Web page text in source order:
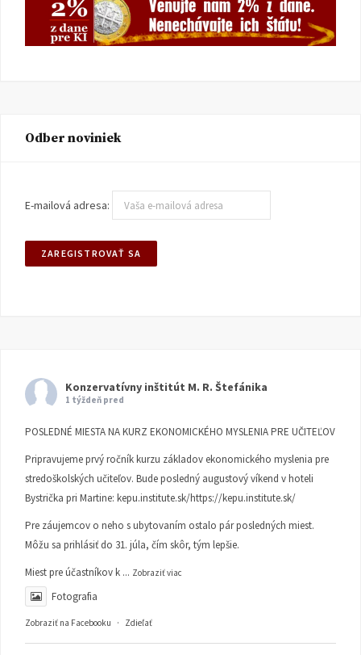
Odber noviniek
E-mailová adresa:
Konzervatívny inštitút M. R. Štefánika
1 týždeň pred
POSLEDNÉ MIESTA NA KURZ EKONOMICKÉHO MYSLENIA PRE UČITEĽOV
Pripravujeme prvý ročník kurzu základov ekonomického myslenia pre
stredoškolských učiteľov. Bude posledný augustový víkend v hoteli
Bystrička pri Martine: kepu.institute.sk/https://kepu.institute.sk/
Pre záujemcov o neho s ubytovaním ostalo pár posledných miest.
Môžu sa prihlásiť do 31. júla, čím skôr, tým lepšie.
Miest pre účastníkov k ... Zobraziť viac
Fotografia
Zobraziť na Facebooku · Zdieľať